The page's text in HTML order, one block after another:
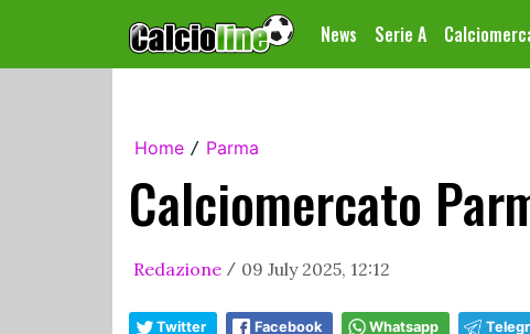
News Serie A
Home / Parma
Calciomercato
Redazione / 09 July 2025, 12:12
Twitter Facebook Whatsapp